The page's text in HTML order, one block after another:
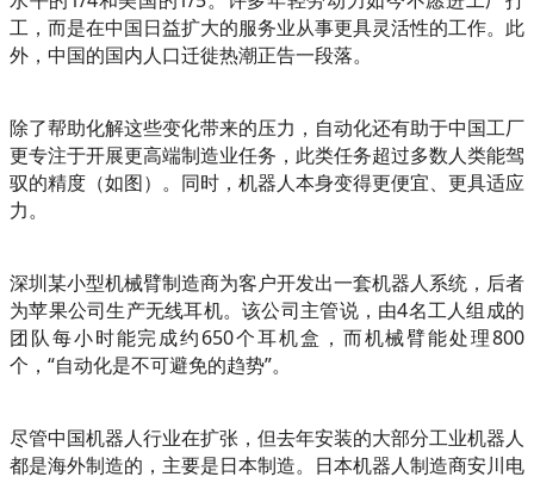
工，而是在中国日益扩大的服务业从事更具灵活性的工作。此
外，中国的国内人口迁徙热潮正告一段落。
除了帮助化解这些变化带来的压力，自动化还有助于中国工厂
更专注于开展更高端制造业任务，此类任务超过多数人类能驾
驭的精度（如图）。同时，机器人本身变得更便宜、更具适应
力。
深圳某小型机械臂制造商为客户开发出一套机器人系统，后者
为苹果公司生产无线耳机。该公司主管说，由4名工人组成的
团队每小时能完成约650个耳机盒，而机械臂能处理800
个，“自动化是不可避免的趋势”。
尽管中国机器人行业在扩张，但去年安装的大部分工业机器人
都是海外制造的，主要是日本制造。日本机器人制造商安川电